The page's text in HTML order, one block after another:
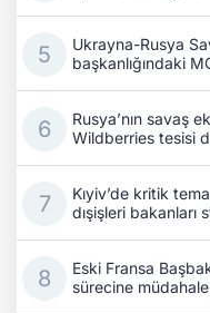
Ukrayna-Rusya
başkanlığındaki
Rusya’nın savaş
Wildberries tesisi
Kıyiv’de kritik
dışişleri bakanları
Eski Fransa
sürecine